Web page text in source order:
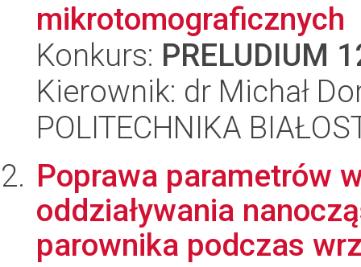
mikrotomograficznych
Konkurs: PRELUDIUM
Kierownik: dr Michał
POLITECHNIKA
Poprawa parametrów
oddziaływania
parownika podczas